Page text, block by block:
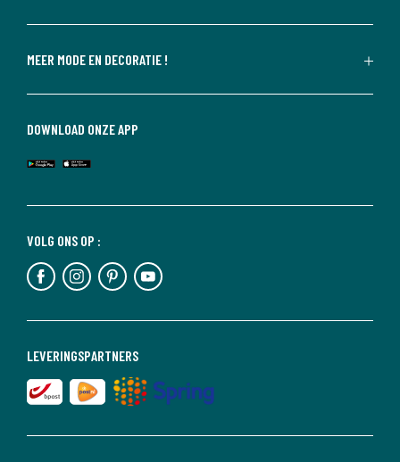
MEER MODE EN DECORATIE !
LEVERINGSPARTNERS
VOLG ONS OP :
DOWNLOAD ONZE APP